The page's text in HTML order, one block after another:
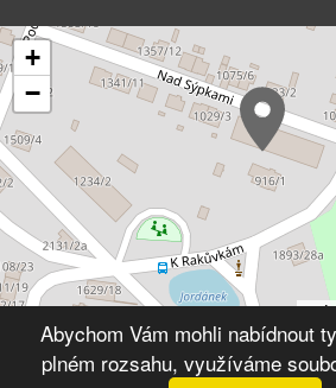
+
−
© 2026 Výchovný ústav
Abychom Vám mohli nabídnout
plném rozsahu, využíváme